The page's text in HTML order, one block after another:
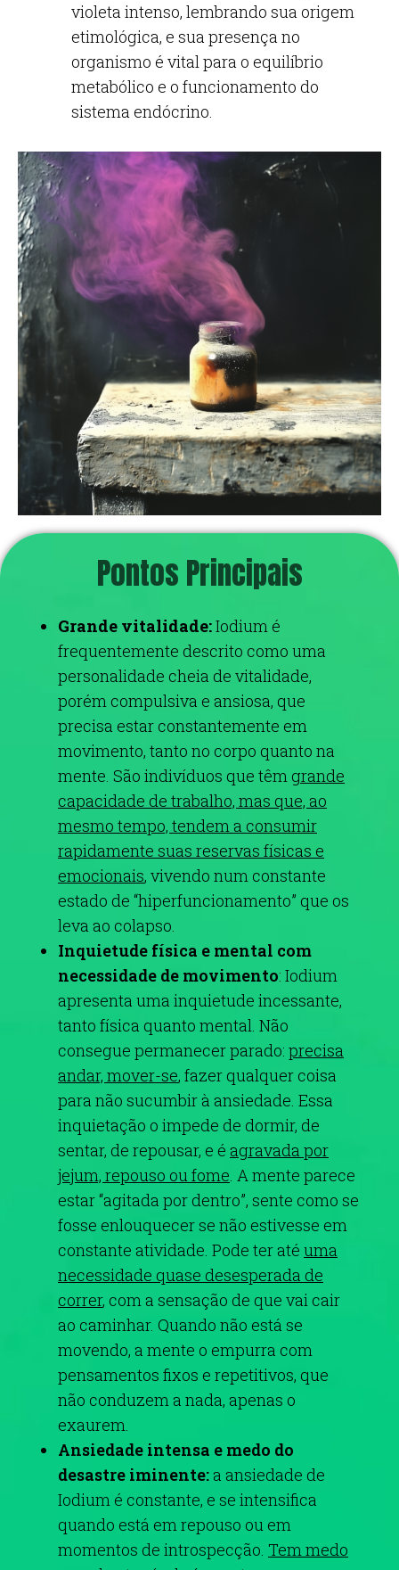
violeta intenso, lembrando sua origem
etimológica, e sua presença no
organismo é vital para o equilíbrio
metabólico e o funcionamento do
sistema endócrino.
Pontos Principais
Grande vitalidade:Iodium é
frequentemente descrito como uma
personalidade cheia de vitalidade,
porém compulsiva e ansiosa, que
precisa estar constantemente em
movimento, tanto no corpo quanto na
mente. São indivíduos que têm grande
capacidade de trabalho, mas que, ao
mesmo tempo, tendem a consumir
rapidamente suas reservas físicas e
emocionais, vivendo num constante
estado de “hiperfuncionamento” que os
leva ao colapso.
Inquietude física e mental com
necessidade de movimento: Iodium
apresenta uma inquietude incessante,
tanto física quanto mental. Não
consegue permanecer parado: precisa
andar, mover-se, fazer qualquer coisa
para não sucumbir à ansiedade. Essa
inquietação o impede de dormir, de
sentar, de repousar, e é agravada por
jejum, repouso ou fome. A mente parece
estar “agitada por dentro”, sente como se
fosse enlouquecer se não estivesse em
constante atividade. Pode ter até uma
necessidade quase desesperada de
correr, com a sensação de que vai cair
ao caminhar. Quando não está se
movendo, a mente o empurra com
pensamentos fixos e repetitivos, que
não conduzem a nada, apenas o
exaurem.
Ansiedade intensa e medo do
desastre iminente:a ansiedade de
Iodium é constante, e se intensifica
quando está em repouso ou em
momentos de introspecção. Tem medo